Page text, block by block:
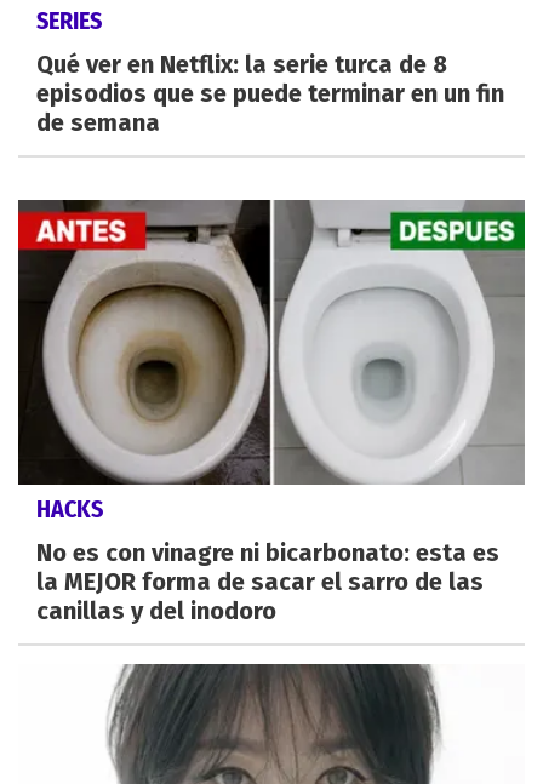
SERIES
Qué ver en Netflix: la serie turca de 8
episodios que se puede terminar en un fin
de semana
HACKS
No es con vinagre ni bicarbonato: esta es
la MEJOR forma de sacar el sarro de las
canillas y del inodoro